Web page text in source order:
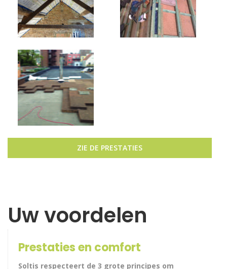
ZIE DE PRESTATIES
Uw voordelen
Prestaties en comfort
Soltis respecteert de 3 grote principes om